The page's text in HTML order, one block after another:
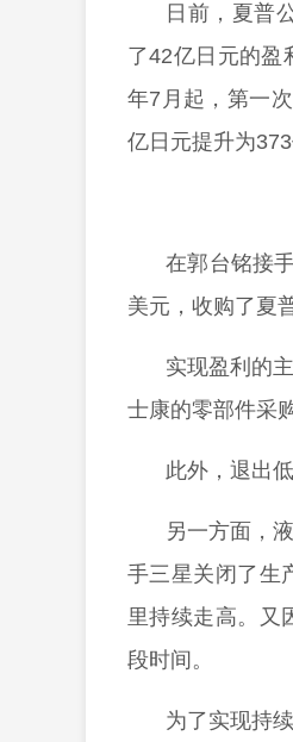
日前，夏普
了42亿日元的盈
年7月起，第一
亿日元提升为373
在郭台铭接
美元，收购了夏
实现盈利的
士康的零部件采
此外，退出
另一方面，
手三星关闭了生
里持续走高。又
段时间。
为了实现持